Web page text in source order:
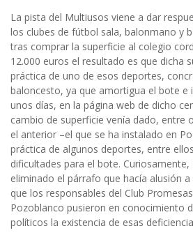
La pista del Multiusos viene a dar
los clubes de fútbol sala, balonmano y
tras comprar la superficie al colegio
12.000 euros el resultado es que dicha
práctica de uno de esos deportes,
baloncesto, ya que amortigua el bote e
unos días, en la página web de dicho
cambio de superficie venía dado, entre
el anterior –el que se ha instalado en
práctica de algunos deportes, entre
dificultades para el bote.
eliminado el párrafo que hacía alusión
que los responsables del Club
Pozoblanco pusieron en conocimiento
políticos la existencia de esas